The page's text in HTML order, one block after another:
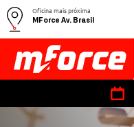
Oficina mais próxima
MForce Av. Brasil